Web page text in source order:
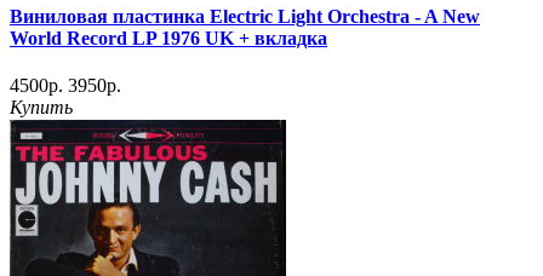
Виниловая пластинка Electric Light Orchestra ‎- A New
World Record LP 1976 UK + вкладка
4500р. 3950р.
Купить